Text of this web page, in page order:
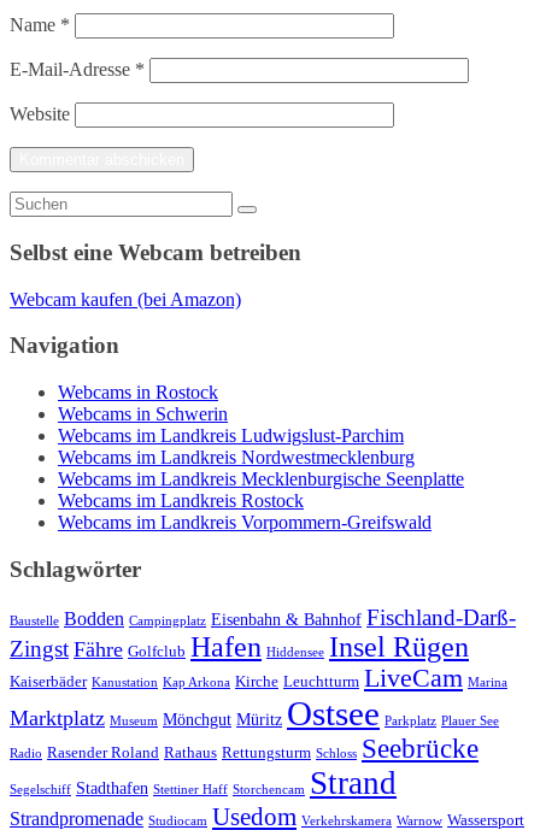
Name *
E-Mail-Adresse *
Website
Selbst eine Webcam betreiben
Webcam kaufen (bei Amazon)
Navigation
Webcams in Rostock
Webcams in Schwerin
Webcams im Landkreis Ludwigslust-Parchim
Webcams im Landkreis Nordwestmecklenburg
Webcams im Landkreis Mecklenburgische Seenplatte
Webcams im Landkreis Rostock
Webcams im Landkreis Vorpommern-Greifswald
Schlagwörter
Baustelle Bodden Campingplatz Eisenbahn & Bahnhof Fischland-Darß-
Zingst Fähre Golfclub Hafen Hiddensee Insel Rügen
Kaiserbäder Kanustation Kap Arkona Kirche Leuchtturm LiveCam Marina
Marktplatz Museum Mönchgut Müritz Ostsee Parkplatz Plauer See
Radio Rasender Roland Rathaus Rettungsturm Schloss Seebrücke
Segelschiff Stadthafen Stettiner Haff Storchencam Strand
Strandpromenade Studiocam Usedom Verkehrskamera Warnow Wassersport